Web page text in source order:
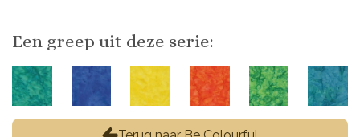
Een greep uit deze serie: